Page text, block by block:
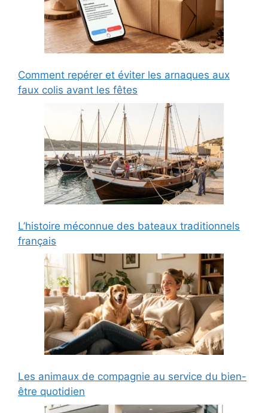
Comment repérer et éviter les arnaques aux
faux colis avant les fêtes
L’histoire méconnue des bateaux traditionnels
français
Les animaux de compagnie au service du bien-
être quotidien